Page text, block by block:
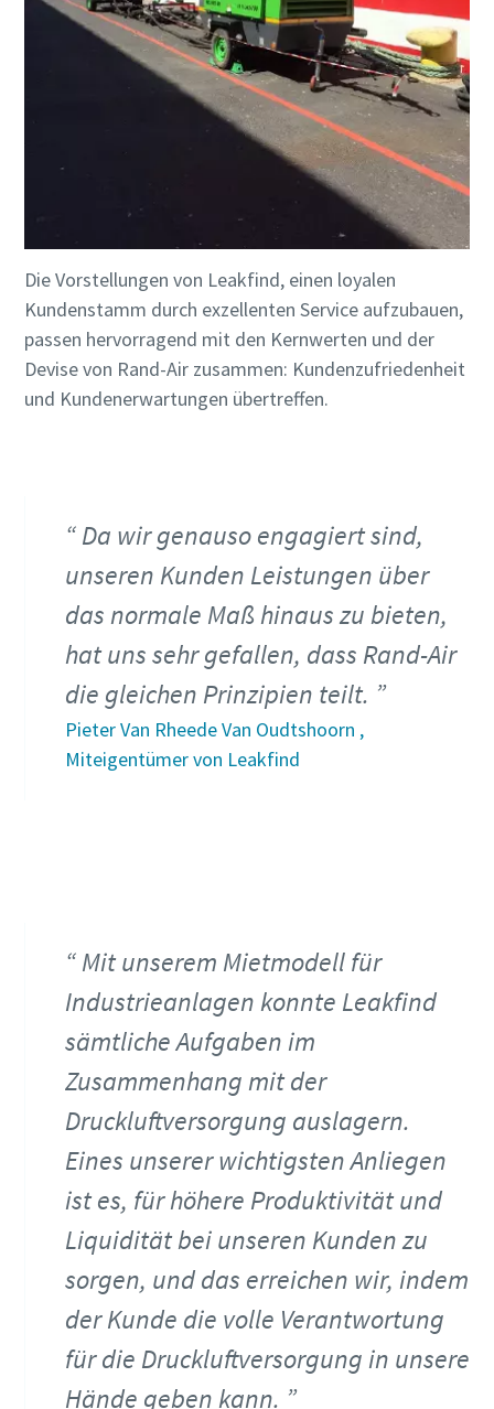
Die Vorstellungen von Leakfind, einen loyalen
Kundenstamm durch exzellenten Service aufzubauen,
passen hervorragend mit den Kernwerten und der
Devise von Rand-Air zusammen: Kundenzufriedenheit
und Kundenerwartungen übertreffen.
Da wir genauso engagiert sind,
unseren Kunden Leistungen über
das normale Maß hinaus zu bieten,
hat uns sehr gefallen, dass Rand-Air
die gleichen Prinzipien teilt.
Pieter Van Rheede Van Oudtshoorn ,
Miteigentümer von Leakfind
Mit unserem Mietmodell für
Industrieanlagen konnte Leakfind
sämtliche Aufgaben im
Zusammenhang mit der
Druckluftversorgung auslagern.
Eines unserer wichtigsten Anliegen
ist es, für höhere Produktivität und
Liquidität bei unseren Kunden zu
sorgen, und das erreichen wir, indem
der Kunde die volle Verantwortung
für die Druckluftversorgung in unsere
Hände geben kann.